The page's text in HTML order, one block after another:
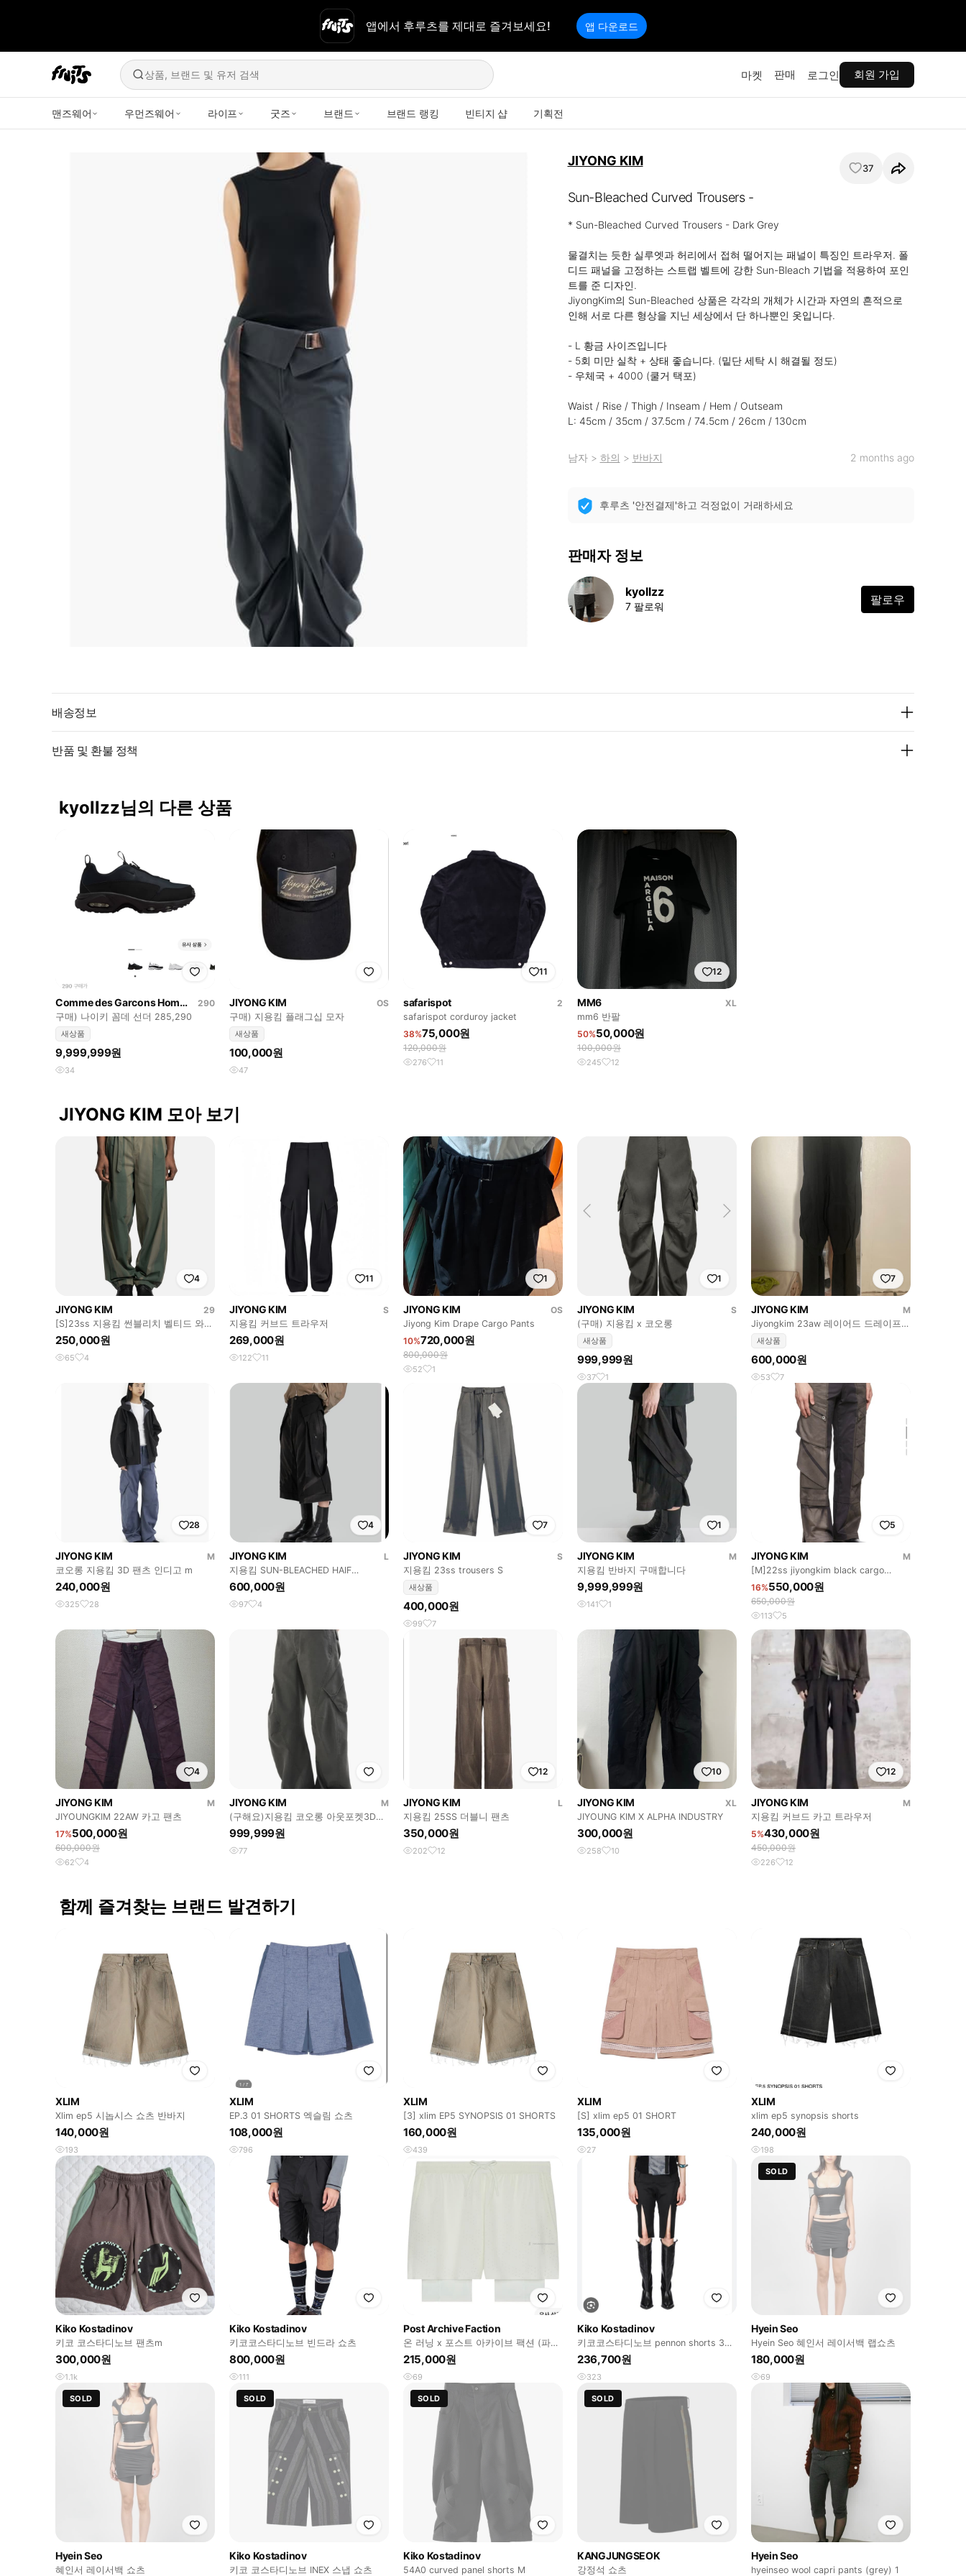
앱에서 후루츠를 제대로 즐겨보세요! 앱 다운로드
상품, 브랜드 및 유저 검색 마켓 판매 로그인 회원 가입
맨즈웨어 우먼즈웨어 라이프 굿즈 브랜드 브랜드 랭킹 빈티지 샵 기획전
JIYONG KIM 37
Sun-Bleached Curved Trousers -
* Sun-Bleached Curved Trousers - Dark Grey
물결치는 듯한 실루엣과 허리에서 접혀 떨어지는 패널이 특징인 트라우저. 폴
디드 패널을 고정하는 스트랩 벨트에 강한 Sun-Bleach 기법을 적용하여 포인
트를 준 디자인.
JiyongKim의 Sun-Bleached 상품은 각각의 개체가 시간과 자연의 흔적으로
인해 서로 다른 형상을 지닌 세상에서 단 하나뿐인 옷입니다.
- L 황금 사이즈입니다
- 5회 미만 실착 + 상태 좋습니다. (밑단 세탁 시 해결될 정도)
- 우체국 + 4000 (쿨거 택포)
Waist / Rise / Thigh / Inseam / Hem / Outseam
L: 45cm / 35cm / 37.5cm / 74.5cm / 26cm / 130cm
남자> 하의 > 반바지 2 months ago
후루츠 '안전결제'하고 걱정없이 거래하세요
판매자 정보
kyollzz
7 팔로워 팔로우
배송정보
반품 및 환불 정책
kyollzz님의 다른 상품
Comme des Garcons Homme Plus
290
구매) 나이키 꼼데 선더 285,290
새상품
9,999,999원
34
JIYONG KIM
OS
구매) 지용킴 플래그십 모자
새상품
100,000원
47
11
safarispot
2
safarispot corduroy jacket
38%75,000원
120,000원
276 11
12
MM6
XL
mm6 반팔
50%50,000원
100,000원
245 12
JIYONG KIM 모아 보기
4
JIYONG KIM
29
[S]23ss 지용킴 썬블리치 벨티드 와이
드 트라우져 그린
250,000원
65 4
11
JIYONG KIM
S
지용킴 커브드 트라우저
269,000원
122 11
1
JIYONG KIM
OS
Jiyong Kim Drape Cargo Pants
10%720,000원
800,000원
52 1
1
JIYONG KIM
S
(구매) 지용킴 x 코오롱
새상품
999,999원
37 1
7
JIYONG KIM
M
Jiyongkim 23aw 레이어드 드레이프
팬츠
새상품
600,000원
53 7
28
JIYONG KIM
M
코오롱 지용킴 3D 팬츠 인디고 m
240,000원
325 28
4
JIYONG KIM
L
지용킴 SUN-BLEACHED HAIF
TROUSERS
600,000원
97 4
7
JIYONG KIM
S
지용킴 23ss trousers S
새상품
400,000원
99 7
1
JIYONG KIM
M
지용킴 반바지 구매합니다
9,999,999원
141 1
5
JIYONG KIM
M
[M]22ss jiyongkim black cargo
pants
16%550,000원
650,000원
113 5
4
JIYONG KIM
M
JIYOUNGKIM 22AW 카고 팬츠
17%500,000원
600,000원
62 4
JIYONG KIM
M
(구해요)지용킴 코오롱 아웃포켓3D팬
츠 m사이즈 중고 구합니다!
999,999원
77
12
JIYONG KIM
L
지용킴 25SS 더블니 팬츠
350,000원
202 12
10
JIYONG KIM
XL
JIYOUNG KIM X ALPHA INDUSTRY
300,000원
258 10
12
JIYONG KIM
M
지용킴 커브드 카고 트라우저
5%430,000원
450,000원
226 12
함께 즐겨찾는 브랜드 발견하기
XLIM
Xlim ep5 시놉시스 쇼츠 반바지
140,000원
193
XLIM
EP.3 01 SHORTS 엑슬림 쇼츠
108,000원
796
XLIM
[3] xlim EP5 SYNOPSIS 01 SHORTS
160,000원
439
XLIM
[S] xlim ep5 01 SHORT
135,000원
27
XLIM
xlim ep5 synopsis shorts
240,000원
198
Kiko Kostadinov
키코 코스타디노브 팬츠m
300,000원
1.1k
Kiko Kostadinov
키코코스타디노브 빈드라 쇼츠
800,000원
111
Post Archive Faction
온 러닝 x 포스트 아카이브 팩션 (파
프) 제로 투인원 쇼츠 아이스 게일
215,000원
69
Kiko Kostadinov
키코코스타디노브 pennon shorts 38
사이즈
236,700원
323
SOLD
Hyein Seo
Hyein Seo 혜인서 레이서백 랩쇼츠
180,000원
69
SOLD
Hyein Seo
혜인서 레이서백 쇼츠
SOLD
Kiko Kostadinov
키코 코스타디노브 INEX 스냅 쇼츠
SOLD
Kiko Kostadinov
54A0 curved panel shorts M
SOLD
KANGJUNGSEOK
강정석 쇼츠
Hyein Seo
hyeinseo wool capri pants (grey) 1